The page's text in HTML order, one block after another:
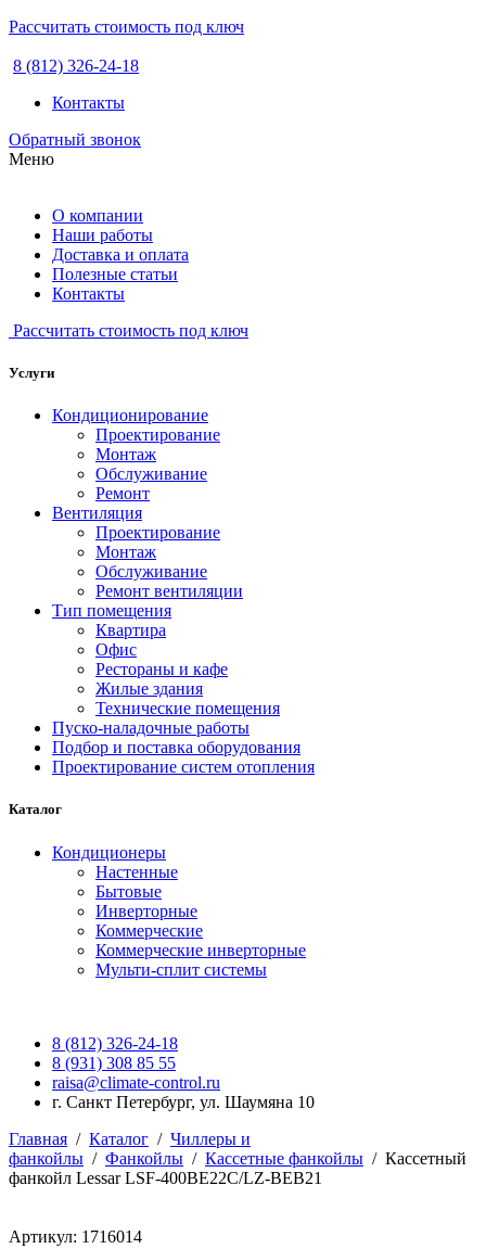
Рассчитать стоимость под ключ
8 (812) 326-24-18
Контакты
Обратный звонок
Меню
О компании
Наши работы
Доставка и оплата
Полезные статьи
Контакты
Рассчитать стоимость под ключ
Услуги
Кондиционирование
Проектирование
Монтаж
Обслуживание
Ремонт
Вентиляция
Проектирование
Монтаж
Обслуживание
Ремонт вентиляции
Тип помещения
Квартира
Офис
Рестораны и кафе
Жилые здания
Технические помещения
Пуско-наладочные работы
Подбор и поставка оборудования
Проектирование систем отопления
Каталог
Кондиционеры
Настенные
Бытовые
Инверторные
Коммерческие
Коммерческие инверторные
Мульти-сплит системы
8 (812) 326-24-18
8 (931) 308 85 55
raisa@climate-control.ru
г. Санкт Петербург, ул. Шаумяна 10
Главная / Каталог / Чиллеры и
фанкойлы / Фанкойлы / Кассетные фанкойлы / Кассетный
фанкойл Lessar LSF-400BE22C/LZ-BEB21
Артикул: 1716014